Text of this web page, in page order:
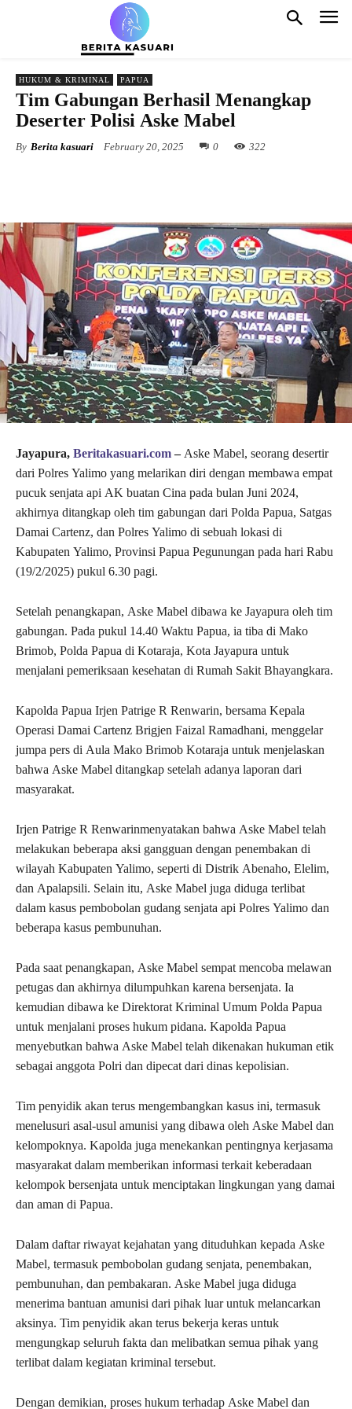
HUKUM & KRIMINAL PAPUA
Tim Gabungan Berhasil Menangkap
Deserter Polisi Aske Mabel
By Berita kasuari February 20, 2025 0 322
Jayapura, Beritakasuari.com – Aske Mabel, seorang desertir
dari Polres Yalimo yang melarikan diri dengan membawa empat
pucuk senjata api AK buatan Cina pada bulan Juni 2024,
akhirnya ditangkap oleh tim gabungan dari Polda Papua, Satgas
Damai Cartenz, dan Polres Yalimo di sebuah lokasi di
Kabupaten Yalimo, Provinsi Papua Pegunungan pada hari Rabu
(19/2/2025) pukul 6.30 pagi.
Setelah penangkapan, Aske Mabel dibawa ke Jayapura oleh tim
gabungan. Pada pukul 14.40 Waktu Papua, ia tiba di Mako
Brimob, Polda Papua di Kotaraja, Kota Jayapura untuk
menjalani pemeriksaan kesehatan di Rumah Sakit Bhayangkara.
Kapolda Papua Irjen Patrige R Renwarin, bersama Kepala
Operasi Damai Cartenz Brigjen Faizal Ramadhani, menggelar
jumpa pers di Aula Mako Brimob Kotaraja untuk menjelaskan
bahwa Aske Mabel ditangkap setelah adanya laporan dari
masyarakat.
Irjen Patrige R Renwarinmenyatakan bahwa Aske Mabel telah
melakukan beberapa aksi gangguan dengan penembakan di
wilayah Kabupaten Yalimo, seperti di Distrik Abenaho, Elelim,
dan Apalapsili. Selain itu, Aske Mabel juga diduga terlibat
dalam kasus pembobolan gudang senjata api Polres Yalimo dan
beberapa kasus pembunuhan.
Pada saat penangkapan, Aske Mabel sempat mencoba melawan
petugas dan akhirnya dilumpuhkan karena bersenjata. Ia
kemudian dibawa ke Direktorat Kriminal Umum Polda Papua
untuk menjalani proses hukum pidana. Kapolda Papua
menyebutkan bahwa Aske Mabel telah dikenakan hukuman etik
sebagai anggota Polri dan dipecat dari dinas kepolisian.
Tim penyidik akan terus mengembangkan kasus ini, termasuk
menelusuri asal-usul amunisi yang dibawa oleh Aske Mabel dan
kelompoknya. Kapolda juga menekankan pentingnya kerjasama
masyarakat dalam memberikan informasi terkait keberadaan
kelompok bersenjata untuk menciptakan lingkungan yang damai
dan aman di Papua.
Dalam daftar riwayat kejahatan yang dituduhkan kepada Aske
Mabel, termasuk pembobolan gudang senjata, penembakan,
pembunuhan, dan pembakaran. Aske Mabel juga diduga
menerima bantuan amunisi dari pihak luar untuk melancarkan
aksinya. Tim penyidik akan terus bekerja keras untuk
mengungkap seluruh fakta dan melibatkan semua pihak yang
terlibat dalam kegiatan kriminal tersebut.
Dengan demikian, proses hukum terhadap Aske Mabel dan